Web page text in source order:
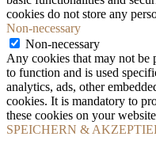
cookies do not store any
Non-necessary
Non-necessary
Any cookies that may not be
to function and is used
analytics, ads, other
cookies. It is mandatory to
these cookies on your
SPEICHERN &